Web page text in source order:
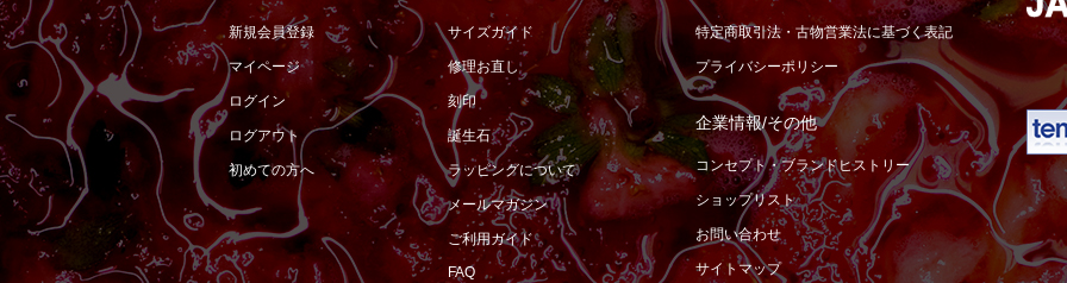
新規会員登録
マイページ
ログイン
ログアウト
初めての方へ
サイズガイド
修理お直し
刻印
誕生石
ラッピングについて
メールマガジン
ご利用ガイド
FAQ
特定商取引法・古物営業法に基づく表記
プライバシーポリシー
企業情報/その他
コンセプト・ブランドヒストリー
ショップリスト
お問い合わせ
サイトマップ